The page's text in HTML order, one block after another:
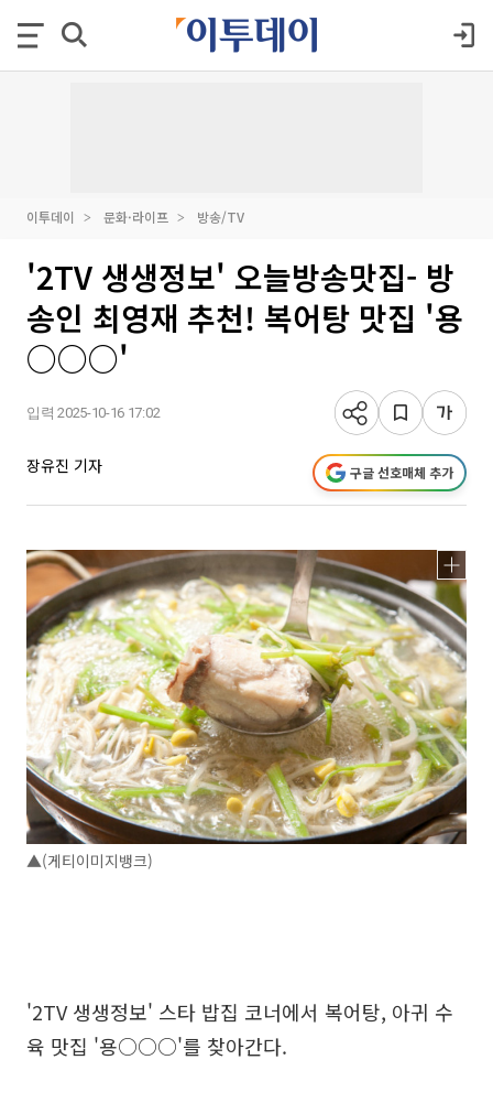
이투데이 문화·라이프 방송/TV
'2TV 생생정보' 오늘방송맛집- 방
송인 최영재 추천! 복어탕 맛집 '용
○○○'
입력 2025-10-16 17:02
장유진 기자 구글 선호매체 추가
▲(게티이미지뱅크)
'2TV 생생정보' 스타 밥집 코너에서 복어탕, 아귀 수
육 맛집 '용○○○'를 찾아간다.